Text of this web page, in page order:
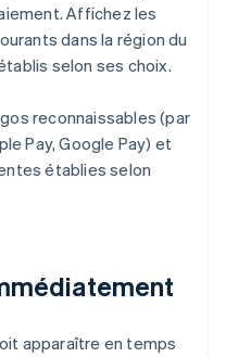
Affichez les
dans la région du
selon ses choix.
reconnaissables (par
Pay, Google Pay) et
établies selon
apparaître en temps